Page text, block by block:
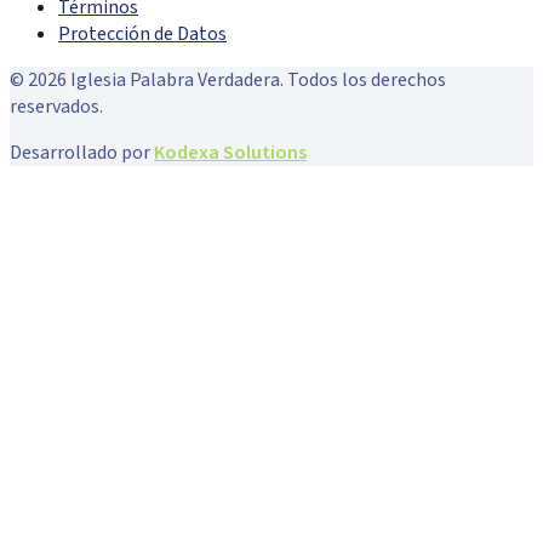
Términos
Protección de Datos
© 2026 Iglesia Palabra Verdadera. Todos los derechos
reservados.
Desarrollado porKodexa Solutions